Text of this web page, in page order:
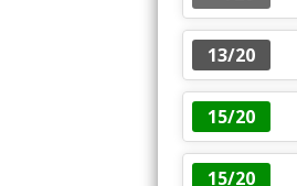
13/20
15/20
15/20